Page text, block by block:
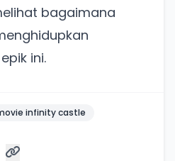
bagaimana
ini.
infinity castle